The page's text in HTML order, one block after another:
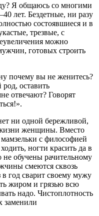
Я общаюсь со многими
лет. Бездетные, ни разу
состоявшиеся и в
трезвые, с
можно
готовых строить
почему вы не женитесь?
оставить
отвечают? Говорят
ни одной бережливой,
женщины. Вместо
с философией
ногти красить да в
обучены рачительному
смеются сквозь
в год сварит своему мужу
жиром и грязью всю
надо. Чистоплотность
заменили